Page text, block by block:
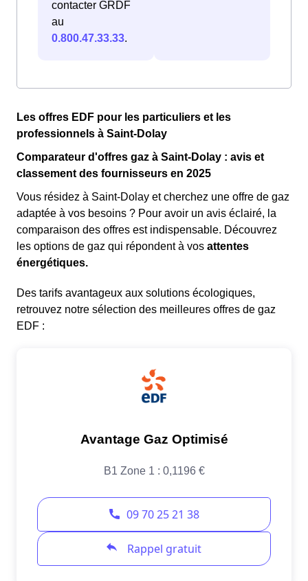
contacter GRDF
au
0.800.47.33.33.
Les offres EDF pour les particuliers et les
professionnels à Saint-Dolay
Comparateur d'offres gaz à Saint-Dolay : avis et
classement des fournisseurs en 2025
Vous résidez à Saint-Dolay et cherchez une offre de gaz
adaptée à vos besoins ? Pour avoir un avis éclairé, la
comparaison des offres est indispensable. Découvrez
les options de gaz qui répondent à vos attentes
énergétiques.
Des tarifs avantageux aux solutions écologiques,
retrouvez notre sélection des meilleures offres de gaz
EDF :